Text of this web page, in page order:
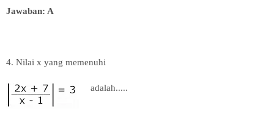
Jawaban: A
4. Nilai x yang memenuhi
adalah.....